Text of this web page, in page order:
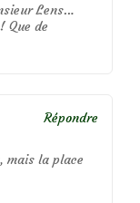
Lens…
Que de
mais la place
Répondre